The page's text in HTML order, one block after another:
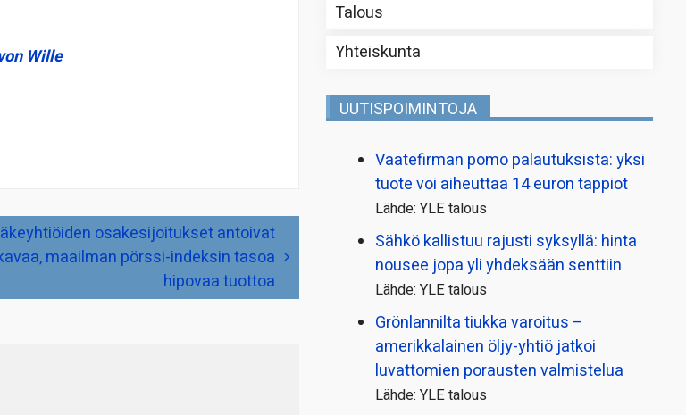
Wille
osakesijoitukset antoivat
maailman pörssi-indeksin tasoa
hipovaa tuottoa
Talous
Yhteiskunta
UUTISPOIMINTOJA
Vaatefirman pomo palautuksista: yksi
tuote voi aiheuttaa 14 euron tappiot
Lähde: YLE talous
Sähkö kallistuu rajusti syksyllä: hinta
nousee jopa yli yhdeksään senttiin
Lähde: YLE talous
Grönlannilta tiukka varoitus –
amerikkalainen öljy-yhtiö jatkoi
luvattomien porausten valmistelua
Lähde: YLE talous